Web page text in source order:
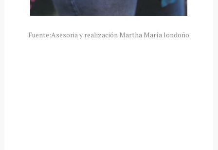
Fuente:Asesoria y realización Martha María londoño